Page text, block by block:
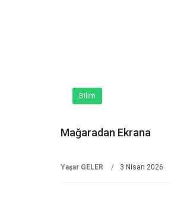
Bilim
Mağaradan Ekrana
Yaşar GELER 3 Nisan 2026